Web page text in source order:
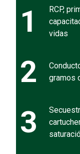
1
RCP,
vidas
2
gramos
3